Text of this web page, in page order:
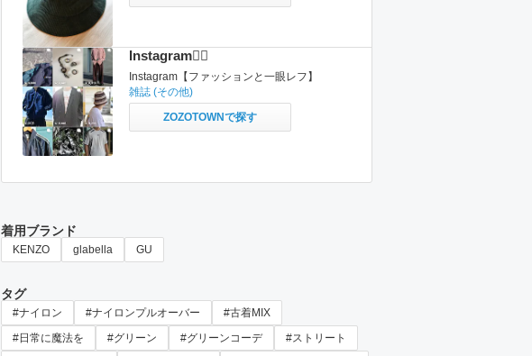
Instagram✍🏻
Instagram【ファッションと一眼レフ】
雑誌 (その他)
ZOZOTOWNで探す
着用ブランド
KENZO glabella GU
タグ
#ナイロン #ナイロンプルオーバー
#古着MIX
#日常に魔法を
#グリーン #グリーンコーデ
#ストリート